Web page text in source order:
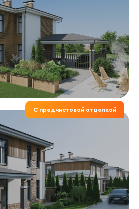
С предчистовой отделкой